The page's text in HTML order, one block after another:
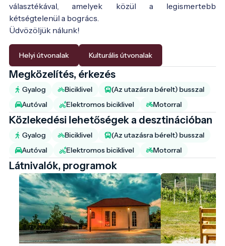
választékával, amelyek közül a legismertebb
kétségtelenül a bogrács.
Üdvözöljük nálunk!
Helyi útvonalak Kulturális útvonalak
Megközelítés, érkezés
Gyalog Biciklivel
(Az utazásra bérelt) busszal
Autóval
Elektromos biciklivel Motorral
Közlekedési lehetőségek a desztinációban
Gyalog Biciklivel
(Az utazásra bérelt) busszal
Autóval
Elektromos biciklivel Motorral
Látnivalók, programok